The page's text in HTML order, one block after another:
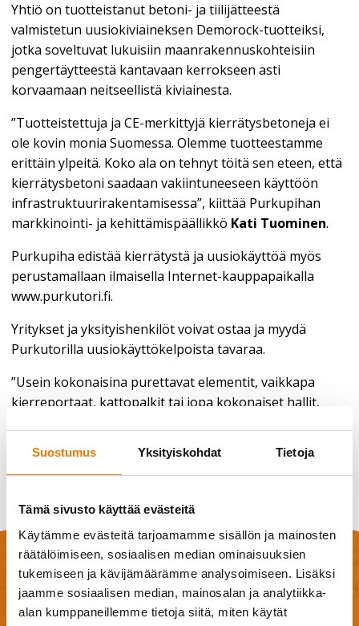
Suostumus Yksityiskohdat Tietoja
Tämä sivusto käyttää evästeitä
Käytämme evästeitä tarjoamamme sisällön ja mainosten
räätälöimiseen, sosiaalisen median ominaisuuksien
tukemiseen ja kävijämäärämme analysoimiseen. Lisäksi
jaamme sosiaalisen median, mainosalan ja analytiikka-
alan kumppaneillemme tietoja siitä, miten käytät
Yhtiö on tuotteistanut betoni- ja tiilijätteestä
valmistetun uusiokiviaineksen Demorock-tuotteiksi,
jotka soveltuvat lukuisiin maanrakennuskohteisiin
pengertäytteestä kantavaan kerrokseen asti
korvaamaan neitseellistä kiviainesta.
”Tuotteistettuja ja CE-merkittyjä kierrätysbetoneja ei
ole kovin monia Suomessa. Olemme tuotteestamme
erittäin ylpeitä. Koko ala on tehnyt töitä sen eteen, että
kierrätysbetoni saadaan vakiintuneeseen käyttöön
infrastruktuurirakentamisessa”, kiittää Purkupihan
markkinointi- ja kehittämispäällikkö Kati Tuominen.
Purkupiha edistää kierrätystä ja uusiokäyttöä myös
perustamallaan ilmaisella Internet-kauppapaikalla
www.purkutori.fi.
Yritykset ja yksityishenkilöt voivat ostaa ja myydä
Purkutorilla uusiokäyttökelpoista tavaraa.
”Usein kokonaisina purettavat elementit, vaikkapa
kierreportaat, kattopalkit tai jopa kokonaiset hallit,
Jätä tarjouspyyntö
Tarvitsetko lisätietoja palveluistamme, tarjouksen
purku-urakallesi vai heräsikö jotain muuta kysyttävää?